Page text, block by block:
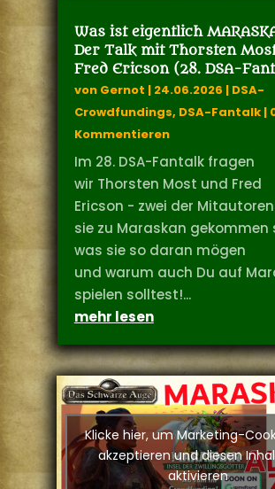
Was ist eigentlich
Der Talk mit Thorsten
Fred Ericson (28. DSA-
von Gernot | 24.06.2026 | DSA-
Crowdfundings, DSA-Fantalk|
Kommentieren
Im 28. DSA-Fantalk fragen
wir Thorsten Most und Fred
Ericson - zwei der
sie zu Maraskan gekommen
was sie so daran mögen
und warum auch Du auf
spielen solltest!...
mehr lesen
Klicke hier, um Marketing-
akzeptieren und diesen
aktivieren